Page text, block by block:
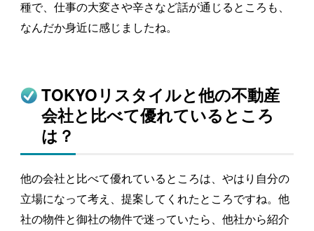
種で、仕事の大変さや辛さなど話が通じるところも、
なんだか身近に感じましたね。
TOKYOリスタイルと他の不動産
会社と比べて優れているところ
は？
他の会社と比べて優れているところは、やはり自分の
立場になって考え、提案してくれたところですね。他
社の物件と御社の物件で迷っていたら、他社から紹介